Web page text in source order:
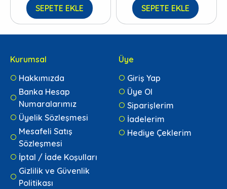
SEPETE EKLE
SEPETE EKLE
Kurumsal
Hakkımızda
Banka Hesap
Numaralarımız
Üyelik Sözleşmesi
Mesafeli Satış
Sözleşmesi
İptal / İade Koşulları
Gizlilik ve Güvenlik
Politikası
Üye
Giriş Yap
Üye Ol
Siparişlerim
İadelerim
Hediye Çeklerim